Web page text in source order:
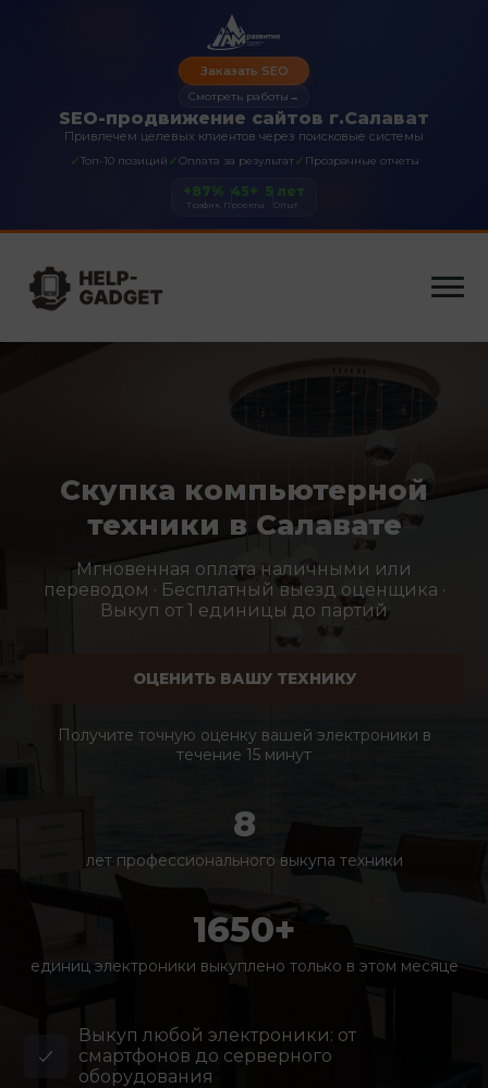
SEO-продвижение сайтов г.Салават
Привлечем целевых клиентов через поисковые системы
✓Топ-10 позиций ✓Оплата за результат✓ Прозрачные отчеты
Заказать SEO
Смотреть работы →
+87%
Трафик
45+
Проекты
5 лет
Опыт
Скупка компьютерной
техники в Салавате
Мгновенная оплата наличными или
переводом · Бесплатный выезд оценщика ·
Выкуп от 1 единицы до партий
ОЦЕНИТЬ ВАШУ ТЕХНИКУ
Получите точную оценку вашей электроники в
течение 15 минут
8
лет профессионального выкупа техники
1650+
единиц электроники выкуплено только в этом месяце
Выкуп любой электроники: от
смартфонов до серверного
оборудования